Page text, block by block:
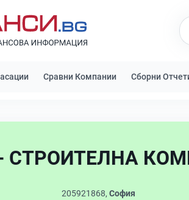
Сравни Компании Сборни
СТРОИТЕЛНА
205921868, София